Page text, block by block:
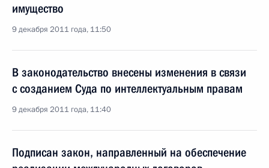
имущество
9 декабря 2011 года, 11:50
В законодательство внесены изменения в связи
с созданием Суда по интеллектуальным правам
9 декабря 2011 года, 11:40
Подписан закон, направленный на обеспечение